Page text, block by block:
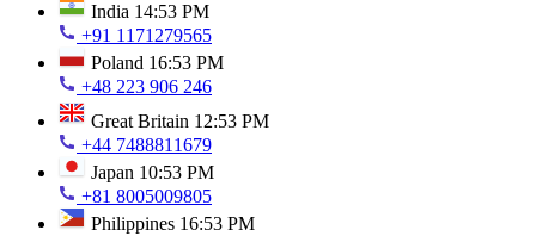
India 14:53 PM
+91 1171279565
Poland 16:53 PM
+48 223 906 246
Great Britain 12:53 PM
+44 7488811679
Japan 10:53 PM
+81 8005009805
Philippines 16:53 PM